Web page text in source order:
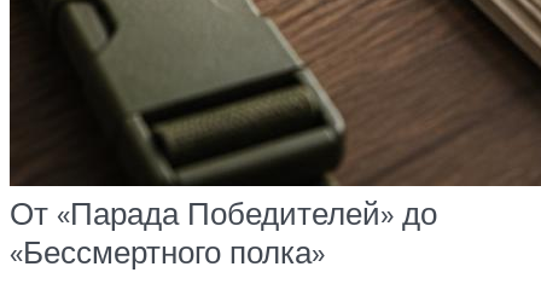
От «Парада Победителей» до
«Бессмертного полка»